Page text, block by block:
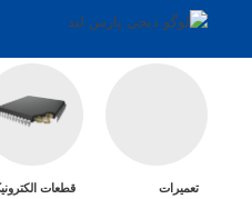
تعمیرات قطعات